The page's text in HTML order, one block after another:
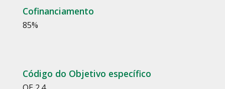
Cofinanciamento
85%
Código do Objetivo específico